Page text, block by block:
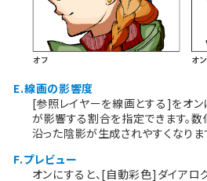
E.線画の影響度
[参照レイヤーを線画とする]をオン
が影響する割合を指定できます。数
沿った陰影が生成されやすくなりま
F.プレビュー
オンにすると、[自動彩色]ダイアロ